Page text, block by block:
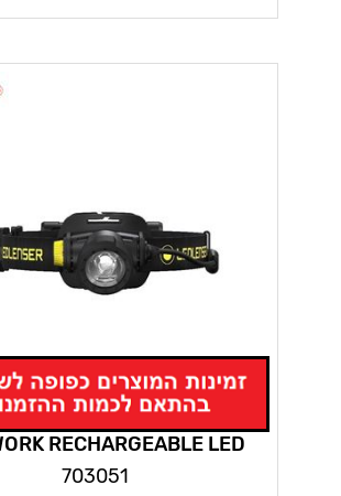
RECHARGEABLE LED
LED LANCER
703051